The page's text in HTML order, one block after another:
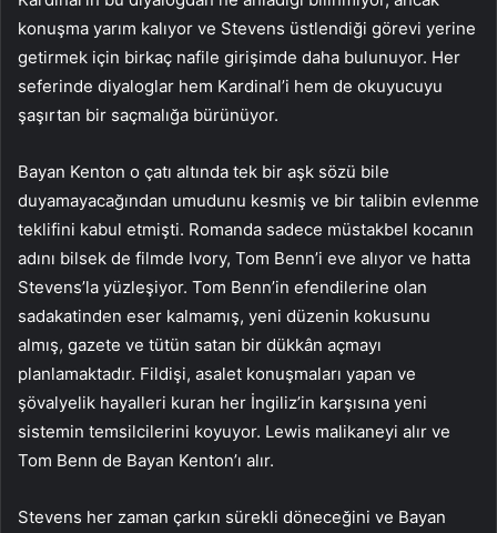
konuşma yarım kalıyor ve Stevens üstlendiği görevi yerine
getirmek için birkaç nafile girişimde daha bulunuyor. Her
seferinde diyaloglar hem Kardinal’i hem de okuyucuyu
şaşırtan bir saçmalığa bürünüyor.
Bayan Kenton o çatı altında tek bir aşk sözü bile
duyamayacağından umudunu kesmiş ve bir talibin evlenme
teklifini kabul etmişti. Romanda sadece müstakbel kocanın
adını bilsek de filmde Ivory, Tom Benn’i eve alıyor ve hatta
Stevens’la yüzleşiyor. Tom Benn’in efendilerine olan
sadakatinden eser kalmamış, yeni düzenin kokusunu
almış, gazete ve tütün satan bir dükkân açmayı
planlamaktadır. Fildişi, asalet konuşmaları yapan ve
şövalyelik hayalleri kuran her İngiliz’in karşısına yeni
sistemin temsilcilerini koyuyor. Lewis malikaneyi alır ve
Tom Benn de Bayan Kenton’ı alır.
Stevens her zaman çarkın sürekli döneceğini ve Bayan